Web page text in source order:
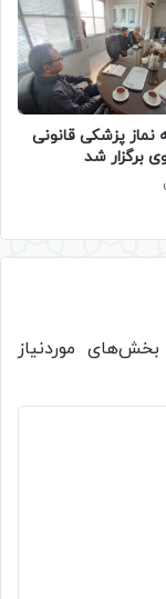
نماز پزشکی قانونی
برگزار شد
بخش‌های موردنیاز